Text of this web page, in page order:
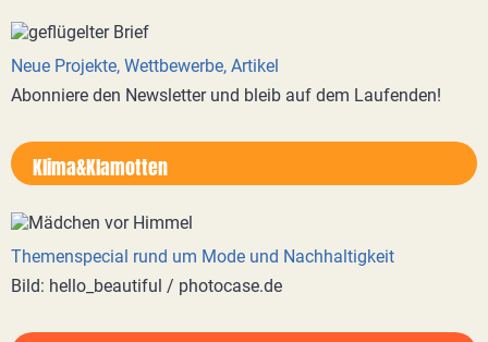
Neue Projekte, Wettbewerbe, Artikel
Abonniere den Newsletter und bleib auf dem Laufenden!
Klima&Klamotten
Themenspecial rund um Mode und Nachhaltigkeit
Bild: hello_beautiful / photocase.de